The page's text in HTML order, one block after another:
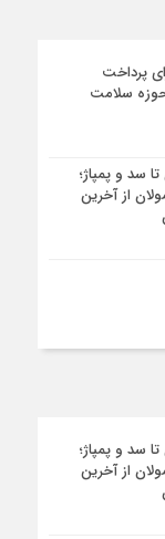
برای پرداخت
سلامت
بشکه‌ای تا سد و پمپاژ؛
از آخرین
بشکه‌ای تا سد و پمپاژ؛
از آخرین